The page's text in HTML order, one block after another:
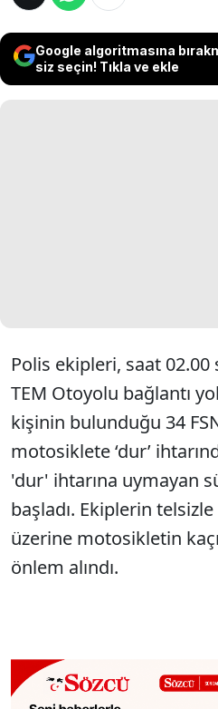
Google algoritmasına
siz seçin! Tıkla ve ekle
Polis ekipleri, saat 02.00
TEM Otoyolu bağlantı
kişinin bulunduğu 34
motosiklete ‘dur’
'dur' ihtarına uymayan
başladı. Ekiplerin
üzerine motosikletin
önlem alındı.